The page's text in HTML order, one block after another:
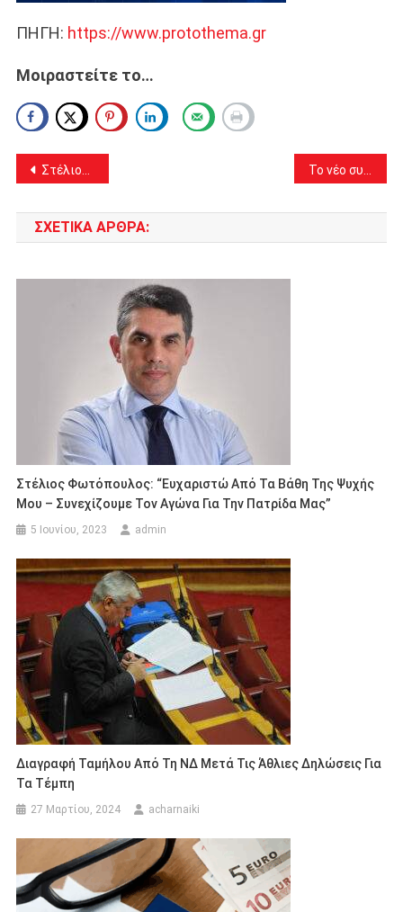
ΠΗΓΗ: https://www.protothema.gr
Μοιραστείτε το…
Πλοήγηση
άρθρων
Στέλιος Φωτόπουλος: Οι Πολιτικές εξελίξεις δικαιώνουν, Κυριάκο Βελόπουλο και Ελληνική Λύση
ΣΧΕΤΙΚΆ ΆΡΘΡΑ:
Στέλιος Φωτόπουλος: “Ευχαριστώ Από Τα Βάθη Της Ψυχής
Μου – Συνεχίζουμε Τον Αγώνα Για Την Πατρίδα Μας”
5 Ιουνίου, 2023 admin
Διαγραφή Ταμήλου Από Τη ΝΔ Μετά Τις Άθλιες Δηλώσεις Για
Τα Τέμπη
27 Μαρτίου, 2024 acharnaiki